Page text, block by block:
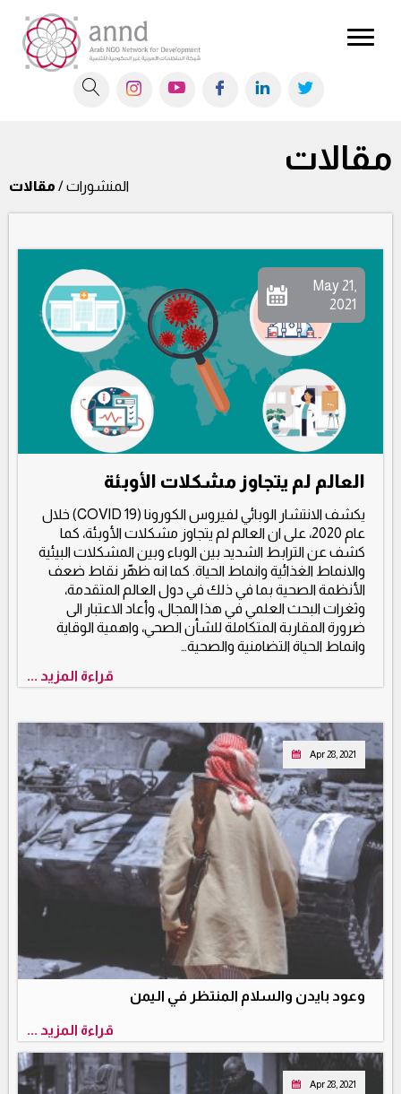
مقالات
المنشورات / مقالات
May 21,
2021
العالم لم يتجاوز مشكلات الأوبئة
يكشف الانتشار الوبائي لفيروس الكورونا (COVID 19) خلال
عام 2020، على ان العالم لم يتجاوز مشكلات الأوبئة، كما
كشف عن الترابط الشديد بين الوباء وبين المشكلات البيئية
والانماط الغذائية وانماط الحياة. كما انه ظهّر نقاط ضعف
الأنظمة الصحية بما في ذلك في دول العالم المتقدمة،
وثغرات البحث العلمي في هذا المجال، وأعاد الاعتبار الى
ضرورة المقاربة المتكاملة للشأن الصحي، واهمية الوقاية
وانماط الحياة التضامنية والصحية…
قراءة المزيد ...
Apr 28, 2021
وعود بايدن والسلام المنتظر في اليمن
قراءة المزيد ...
Apr 28, 2021